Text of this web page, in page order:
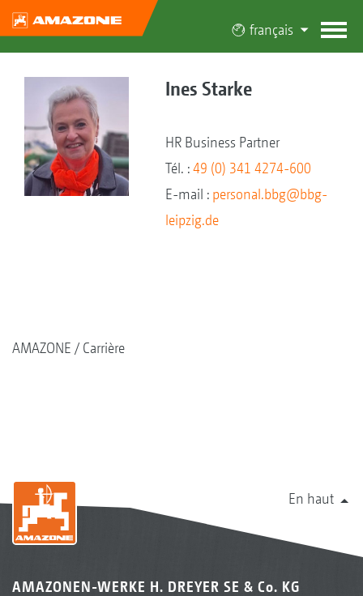
français
Ines Starke
HR Business Partner
Tél. :49 (0) 341 4274-600
E-mail : personal.bbg@bbg-
leipzig.de
AMAZONE Carrière
En haut
AMAZONEN-WERKE H. DREYER SE & Co. KG